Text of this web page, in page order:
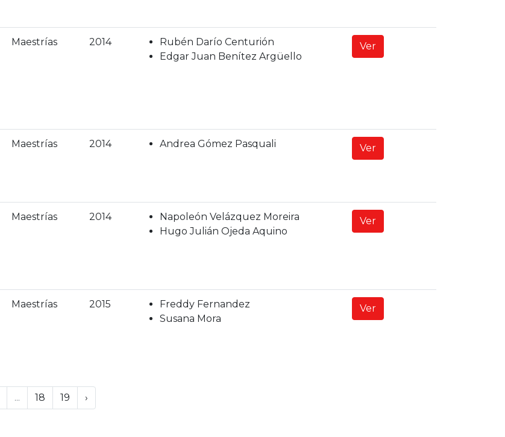
Maestrías 2014
Rubén Darío Centurión
Edgar Juan Benítez Argüello
Ver
Maestrías 2014 Andrea Gómez Pasquali Ver
Maestrías 2014
Napoleón Velázquez Moreira
Hugo Julián Ojeda Aquino
Ver
Maestrías 2015
Freddy Fernandez
Susana Mora
Ver
... 18 19 ›